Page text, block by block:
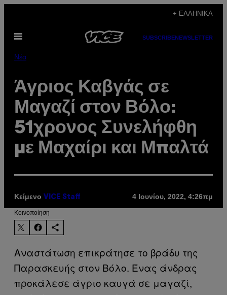
περιεχόμενο
+ ΕΛΛΗΝΙΚΆ
Ανοίξτε
SUBSCRIBENEWSLETTER
Νέα
Άγριος Καβγάς σε
Μαγαζί στον Βόλο:
51χρονος Συνελήφθη
με Μαχαίρι και Μπαλτά
Κείμενο VICE Staff 4 Ιουνίου, 2022, 4:26πμ
Kοινοποίηση
Αναστάτωση επικράτησε το βράδυ της
Παρασκευής στον Βόλο. Ένας άνδρας
προκάλεσε άγριο καυγά σε μαγαζί,